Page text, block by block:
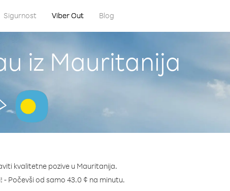
Sigurnost Viber Out Blog
iz Mauritanija
kvalitetne pozive u Mauritanija.
- Počevši od samo 43.0 ¢ na minutu.